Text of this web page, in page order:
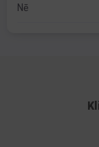
Nē